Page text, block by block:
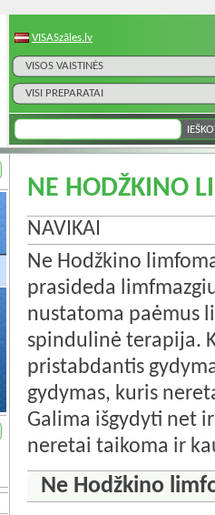
VISASzāles.lv
VISOS VAISTINĖS
VISI PREPARATAI
NE HODŽKINO
NAVIKAI
Ne Hodžkino
prasideda
nustatoma paėmus
spindulinė terapija.
pristabdantis
gydymas, kuris
Galima išgydyti net
neretai taikoma ir
Ne Hodžkino